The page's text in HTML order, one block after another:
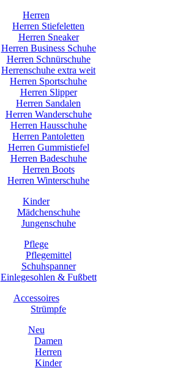
Herren
Herren Stiefeletten
Herren Sneaker
Herren Business Schuhe
Herren Schnürschuhe
Herrenschuhe extra weit
Herren Sportschuhe
Herren Slipper
Herren Sandalen
Herren Wanderschuhe
Herren Hausschuhe
Herren Pantoletten
Herren Gummistiefel
Herren Badeschuhe
Herren Boots
Herren Winterschuhe
Kinder
Mädchenschuhe
Jungenschuhe
Pflege
Pflegemittel
Schuhspanner
Einlegesohlen & Fußbett
Accessoires
Strümpfe
Neu
Damen
Herren
Kinder